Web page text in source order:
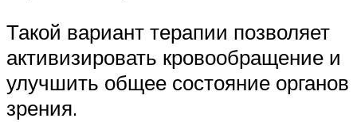
Такой вариант терапии позволяет
активизировать кровообращение и
улучшить общее состояние органов
зрения.